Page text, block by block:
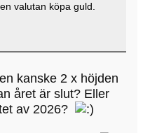
valutan köpa guld.
kanske 2 x höjden
året är slut? Eller
av 2026?